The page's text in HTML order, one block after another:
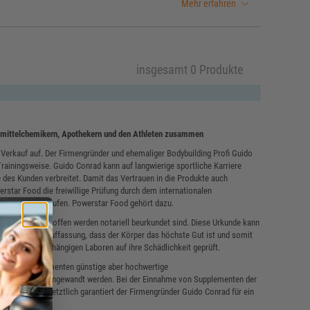
Mehr erfahren
insgesamt 0 Produkte
Apothekern und den Athleten zusammen
auf. Der Firmengründer und ehemaliger Bodybuilding Profi Guido
Guido Conrad kann auf langwierige sportliche Karriere
Kunden verbreitet. Damit das Vertrauen in die Produkte auch
Food die freiwillige Prüfung durch dem internationalen
durchlaufen. Powerstar Food gehört dazu.
getroffen werden notariell beurkundet sind. Diese Urkunde kann
ist der Auffassung, dass der Körper das höchste Gut ist und somit
von unabhängigen Laboren auf ihre Schädlichkeit geprüft.
von Supplementen günstige aber hochwertige
Sportlern angewandt werden. Bei der Einnahme von Supplementen der
werden. Letztlich garantiert der Firmengründer Guido Conrad für ein